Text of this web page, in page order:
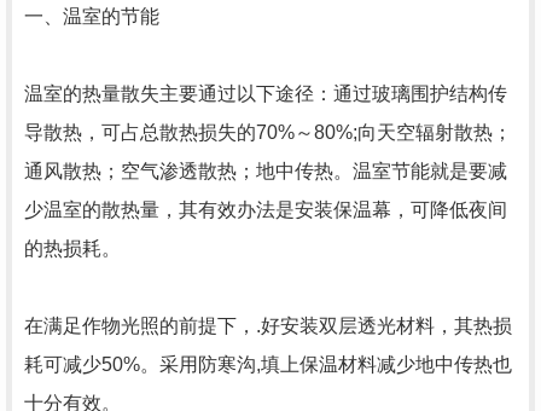
一、温室的节能
温室的热量散失主要通过以下途径：通过玻璃围护结构传
导散热，可占总散热损失的70%～80%;向天空辐射散热；
通风散热；空气渗透散热；地中传热。温室节能就是要减
少温室的散热量，其有效办法是安装保温幕，可降低夜间
的热损耗。
在满足作物光照的前提下，.好安装双层透光材料，其热损
耗可减少50%。采用防寒沟,填上保温材料减少地中传热也
十分有效。